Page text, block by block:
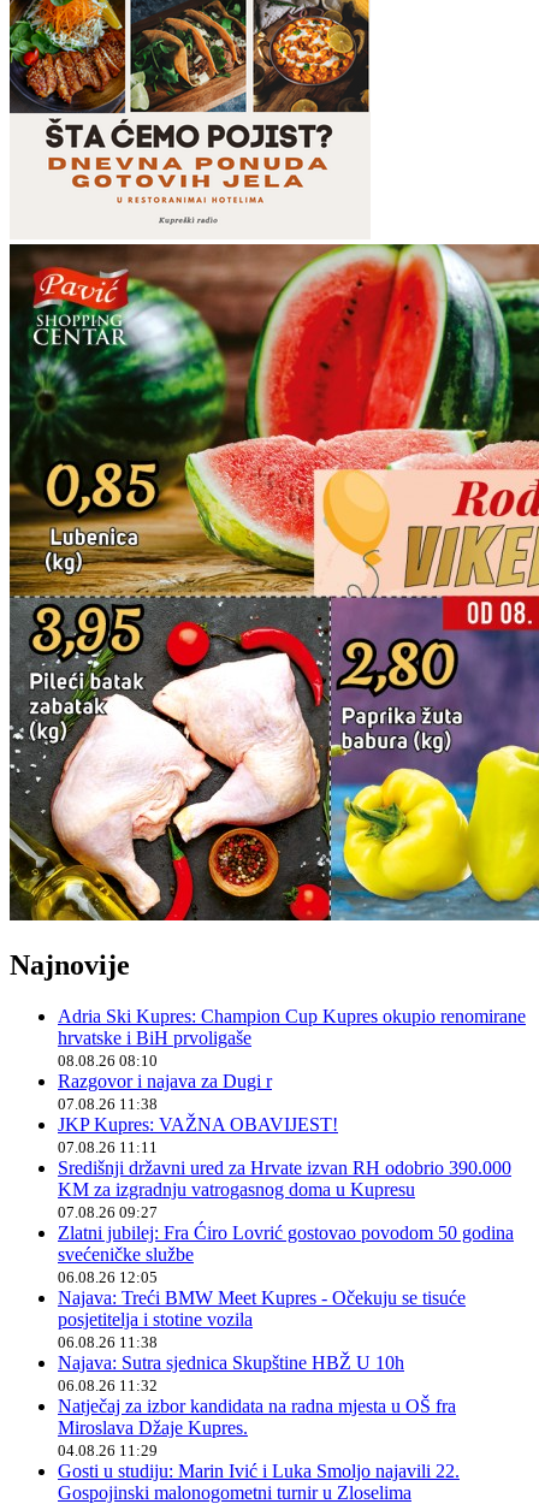
Najnovije
Adria Ski Kupres: Champion Cup Kupres okupio renomirane
hrvatske i BiH prvoligaše
08.08.26 08:10
Razgovor i najava za Dugi r
07.08.26 11:38
JKP Kupres: VAŽNA OBAVIJEST!
07.08.26 11:11
Središnji državni ured za Hrvate izvan RH odobrio 390.000
KM za izgradnju vatrogasnog doma u Kupresu
07.08.26 09:27
Zlatni jubilej: Fra Ćiro Lovrić gostovao povodom 50 godina
svećeničke službe
06.08.26 12:05
Najava: Treći BMW Meet Kupres - Očekuju se tisuće
posjetitelja i stotine vozila
06.08.26 11:38
Najava: Sutra sjednica Skupštine HBŽ U 10h
06.08.26 11:32
Natječaj za izbor kandidata na radna mjesta u OŠ fra
Miroslava Džaje Kupres.
04.08.26 11:29
Gosti u studiju: Marin Ivić i Luka Smoljo najavili 22.
Gospojinski malonogometni turnir u Zloselima